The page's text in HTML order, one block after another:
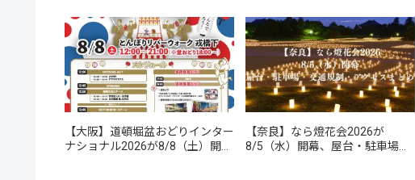
【大阪】道頓堀盆おどりインター
ナショナル2026が8/8（土）開
【奈良】なら燈花会2026が
8/5（水）開幕、屋台・駐車場・